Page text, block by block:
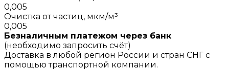
0,005
Очистка от частиц, мкм/м³
0,005
Безналичным платежом через банк
(необходимо запросить счёт)
Доставка в любой регион России и стран СНГ с
помощью транспортной компании.